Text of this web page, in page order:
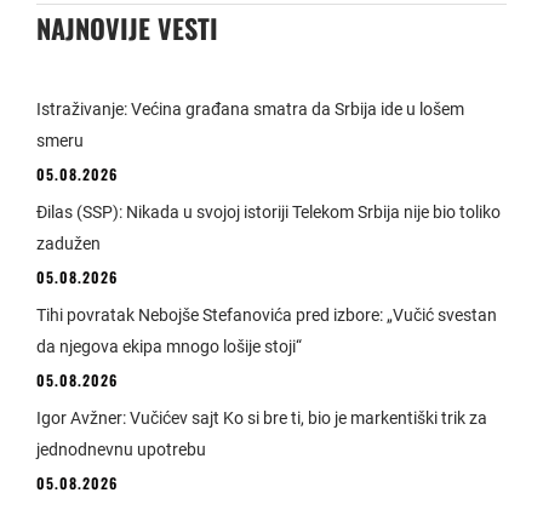
NAJNOVIJE VESTI
Istraživanje: Većina građana smatra da Srbija ide u lošem
smeru
05.08.2026
Đilas (SSP): Nikada u svojoj istoriji Telekom Srbija nije bio toliko
zadužen
05.08.2026
Tihi povratak Nebojše Stefanovića pred izbore: „Vučić svestan
da njegova ekipa mnogo lošije stoji“
05.08.2026
Igor Avžner: Vučićev sajt Ko si bre ti, bio je markentiški trik za
jednodnevnu upotrebu
05.08.2026